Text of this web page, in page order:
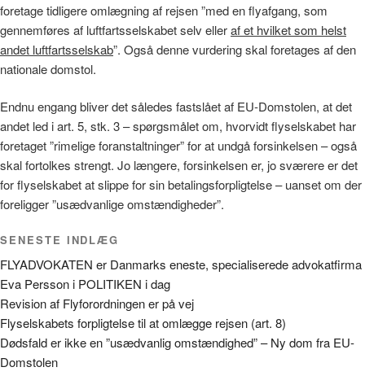
foretage tidligere omlægning af rejsen ”med en flyafgang, som
gennemføres af luftfartsselskabet selv elleraf et hvilket som helst
andet luftfartsselskab”. Også denne vurdering skal foretages af den
nationale domstol.
Endnu engang bliver det således fastslået af EU-Domstolen, at det
andet led i art. 5, stk. 3 – spørgsmålet om, hvorvidt flyselskabet har
foretaget ”rimelige foranstaltninger” for at undgå forsinkelsen – også
skal fortolkes strengt. Jo længere, forsinkelsen er, jo sværere er det
for flyselskabet at slippe for sin betalingsforpligtelse – uanset om der
foreligger ”usædvanlige omstændigheder”.
SENESTE INDLÆG
FLYADVOKATEN er Danmarks eneste, specialiserede advokatfirma
Eva Persson i POLITIKEN i dag
Revision af Flyforordningen er på vej
Flyselskabets forpligtelse til at omlægge rejsen (art. 8)
Dødsfald er ikke en ”usædvanlig omstændighed” – Ny dom fra EU-
Domstolen